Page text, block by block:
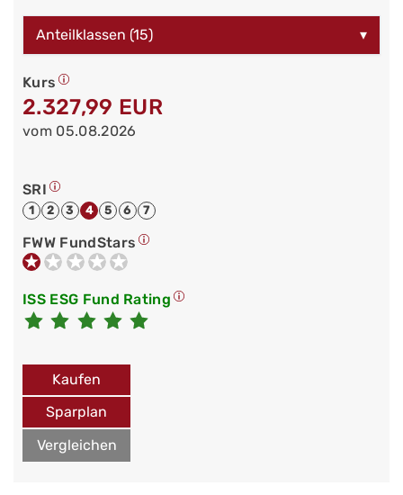
Anteilklassen (15) ▾
Kurs
2.327,99 EUR
vom 05.08.2026
SRI
1 2 3 4 5 6 7
FWW FundStars
ISS ESG Fund Rating
Kaufen
Sparplan
Vergleichen